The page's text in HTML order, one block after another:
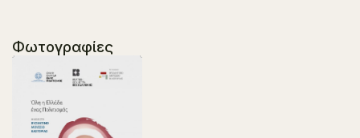
Φωτογραφίες